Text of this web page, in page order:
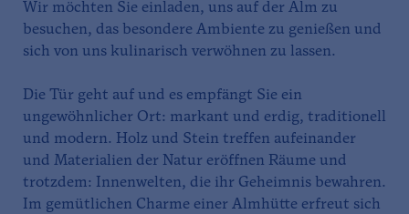
Wir möchten Sie einladen, uns auf der Alm zu
besuchen, das besondere Ambiente zu genießen und
sich von uns kulinarisch verwöhnen zu lassen.
Die Tür geht auf und es empfängt Sie ein
ungewöhnlicher Ort: markant und erdig, traditionell
und modern. Holz und Stein treffen aufeinander
und Materialien der Natur eröffnen Räume und
trotzdem: Innenwelten, die ihr Geheimnis bewahren.
Im gemütlichen Charme einer Almhütte erfreut sich